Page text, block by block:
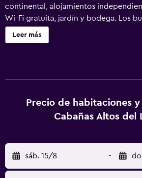
continental, alojamientos
Wi-Fi gratuita, jardín y bodega. Los
Cabañas Altos del Lago están situados
tranquilo y están equipados con
la terminal de autobuses. Hay
Leer más
Precio de habitaciones
Cabañas Altos del
sáb. 15/8 -